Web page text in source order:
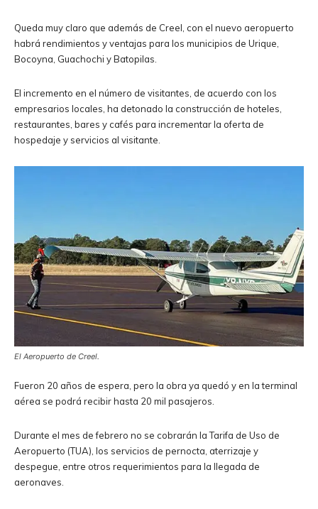
Queda muy claro que además de Creel, con el nuevo aeropuerto
habrá rendimientos y ventajas para los municipios de Urique,
Bocoyna, Guachochi y Batopilas.
El incremento en el número de visitantes, de acuerdo con los
empresarios locales, ha detonado la construcción de hoteles,
restaurantes, bares y cafés para incrementar la oferta de
hospedaje y servicios al visitante.
El Aeropuerto de Creel.
Fueron 20 años de espera, pero la obra ya quedó y en la terminal
aérea se podrá recibir hasta 20 mil pasajeros.
Durante el mes de febrero no se cobrarán la Tarifa de Uso de
Aeropuerto (TUA), los servicios de pernocta, aterrizaje y
despegue, entre otros requerimientos para la llegada de
aeronaves.